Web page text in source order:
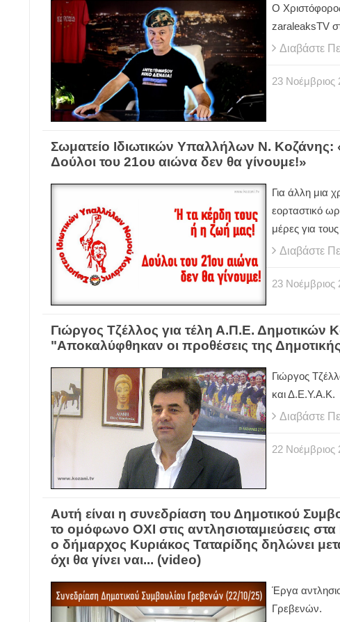
Ο
zaraleaksTV
Διαβάστε
23 Νοέμβριος
Σωματείο Ιδιωτικών Υπαλλήλων Ν.
Δούλοι του 21ου αιώνα δεν θα γίνουμε!»
Για άλλη μια
εορταστικό
μέρες για
Διαβάστε
23 Νοέμβριος
Γιώργος Τζέλλος για τέλη Α.Π.Ε. Δημοτικών
"Αποκαλύφθηκαν οι προθέσεις της
Γιώργος
και Δ.Ε.Υ.Α.Κ.
Διαβάστε
22 Νοέμβριος
Αυτή είναι η συνεδρίαση του Δημοτικού
το ομόφωνο ΟΧΙ στις αντλησιοταμιεύσεις
ο δήμαρχος Κυριάκος Ταταρίδης δηλώνει
όχι θα γίνει ναι... (video)
Έργα
Γρεβενών.